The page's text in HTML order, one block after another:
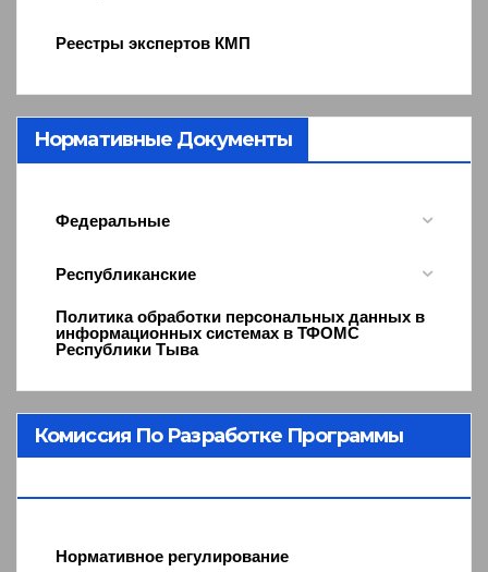
Реестры экспертов КМП
Нормативные Документы
Федеральные
Республиканские
Политика обработки персональных данных в
информационных системах в ТФОМС
Республики Тыва
Комиссия По Разработке Программы
Нормативное регулирование